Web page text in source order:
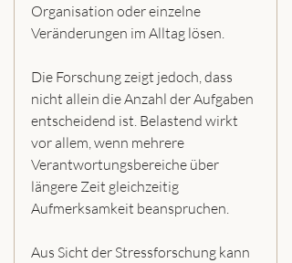
Organisation oder einzelne
Veränderungen im Alltag lösen.
Die Forschung zeigt jedoch, dass
nicht allein die Anzahl der Aufgaben
entscheidend ist. Belastend wirkt
vor allem, wenn mehrere
Verantwortungsbereiche über
längere Zeit gleichzeitig
Aufmerksamkeit beanspruchen.
Aus Sicht der Stressforschung kann